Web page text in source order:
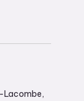
Lacombe,